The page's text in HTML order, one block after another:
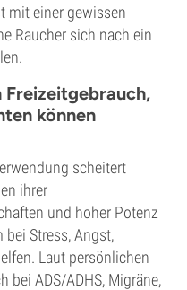
mit einer gewissen
Raucher sich nach ein
Freizeitgebrauch,
können
scheitert
ihrer
und hoher Potenz
Stress, Angst,
Laut persönlichen
bei ADS/ADHS, Migräne,